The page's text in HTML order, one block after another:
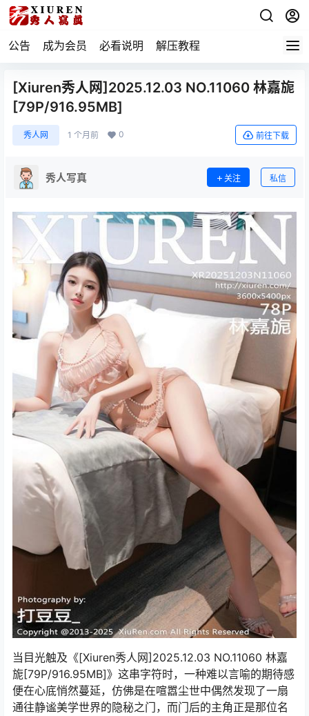
公告 成为会员 必看说明 解压教程
[Xiuren秀人网]2025.12.03 NO.11060 林嘉旎
[79P/916.95MB]
秀人网 1 个月前 0 前往下载
秀人写真 关注 私信
当目光触及《[Xiuren秀人网]2025.12.03 NO.11060 林嘉
旎[79P/916.95MB]》这串字符时，一种难以言喻的期待感
便在心底悄然蔓延，仿佛是在喧嚣尘世中偶然发现了一扇
通往静谧美学世界的隐秘之门，而门后的主角正是那位名